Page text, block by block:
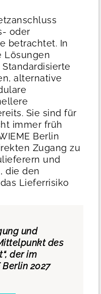
oder
betrachtet. In
Lösungen
Standardisierte
alternative
Sie sind für
immer früh
Berlin
Zugang zu
und
die den
Lieferrisiko
und
des
der im
Berlin 2027